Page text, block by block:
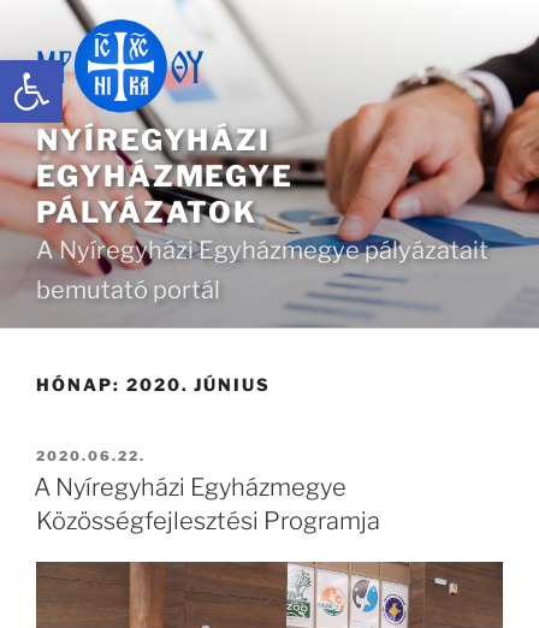
Eszköztár megnyitása
Tartalomhoz
NYÍREGYHÁZI
EGYHÁZMEGYE
PÁLYÁZATOK
A Nyíregyházi Egyházmegye pályázatait
bemutató portál
HÓNAP: 2020. JÚNIUS
BEKÜLDVE:
2020.06.22.
A Nyíregyházi Egyházmegye
Közösségfejlesztési Programja